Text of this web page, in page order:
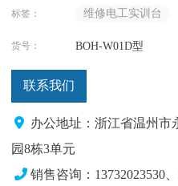
标签： 维修电工实训台
货号： BOH-W01D型
联系我们
办公地址：浙江省温州市
园8栋3单元
销售咨询：13732023530